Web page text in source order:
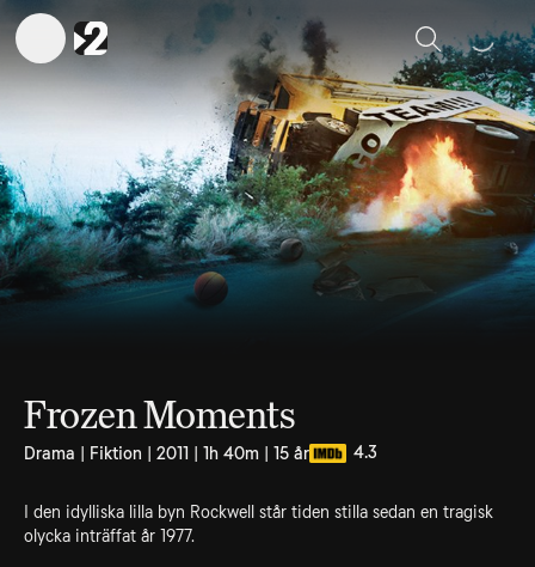
Sök
Frozen Moments
Drama | Fiktion | 2011 | 1h 40m | 15 år 4.3
I den idylliska lilla byn Rockwell står tiden stilla sedan en tragisk
olycka inträffat år 1977.